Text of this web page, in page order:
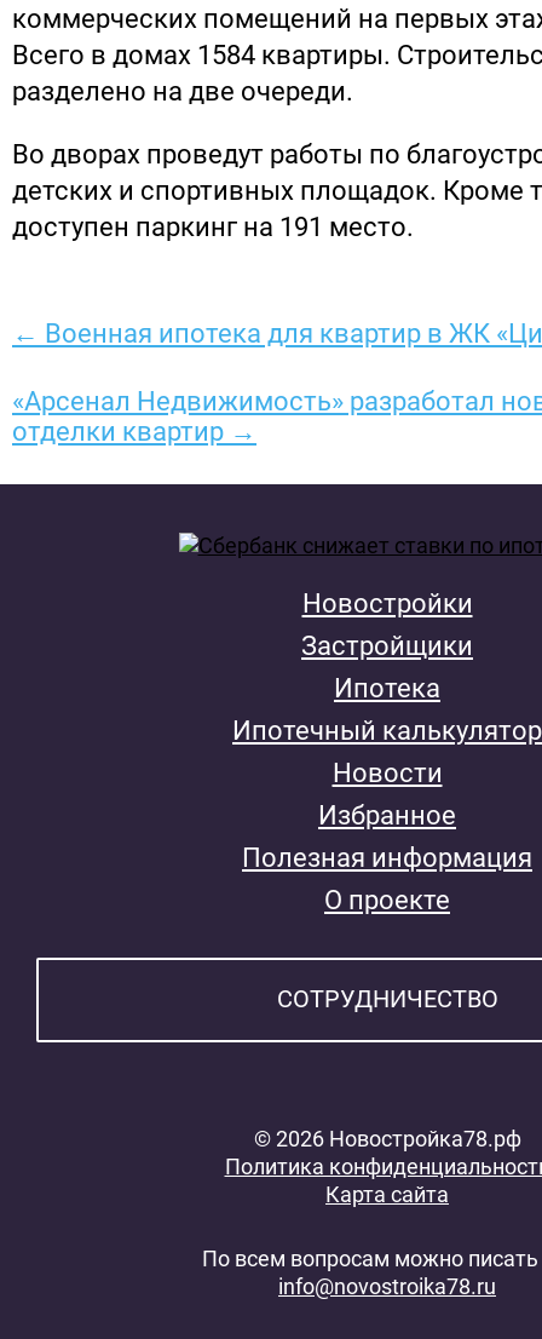
коммерческих помещений на первых
Всего в домах 1584 квартиры.
разделено на две очереди.
Во дворах проведут работы по
детских и спортивных площадок. Кроме
доступен паркинг на 191 место.
← Военная ипотека для квартир в ЖК
«Арсенал Недвижимость» разработал
отделки квартир →
Новостройки
Застройщики
Ипотека
Ипотечный калькулятор
Новости
Избранное
Полезная информация
О проекте
СОТРУДНИЧЕСТВО
© 2026 Новостройка78.рф
Политика
Карта сайта
По всем вопросам можно писать
info@novostroika78.ru